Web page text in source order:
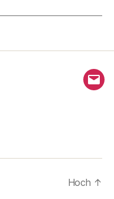
E-
Hoch ↑